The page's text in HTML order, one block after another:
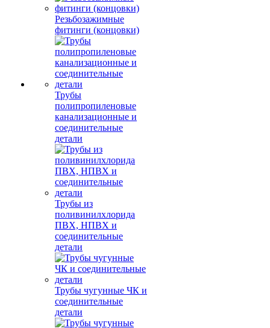
Резьбозажимные
фитинги (концовки)
Трубы
полипропиленовые
канализационные и
соединительные
детали
Трубы из
поливинилхлорида
ПВХ, НПВХ и
соединительные
детали
Трубы чугунные ЧК и
соединительные
детали